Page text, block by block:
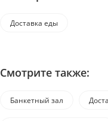
Доставка еды
Смотрите также:
Банкетный зал